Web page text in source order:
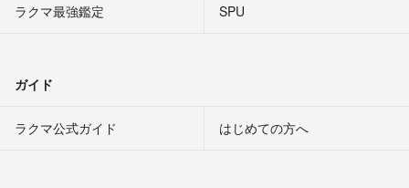
ラクマ最強鑑定
SPU
ガイド
ラクマ公式ガイド はじめての方へ